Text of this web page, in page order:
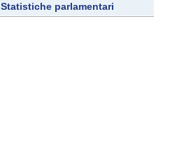
Statistiche parlamentari